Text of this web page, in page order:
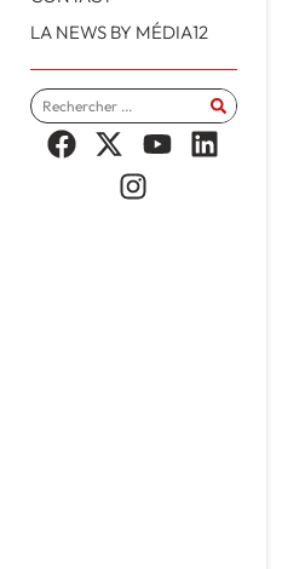
LA NEWS BY MÉDIA12